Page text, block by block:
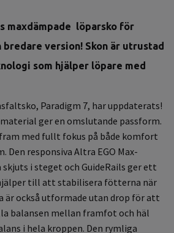
maxdämpade löparsko för
version! Skon är utrustad
som hjälper löpare med
Paradigm 7, har uppdaterats!
ger en omslutande passform.
med fullt fokus på både komfort
Den responsiva Altra EGO Max-
i steget och GuideRails ger ett
till att stabilisera fötterna när
är också utformade utan drop för att
balansen mellan framfot och häl
i hela kroppen. Den rymliga